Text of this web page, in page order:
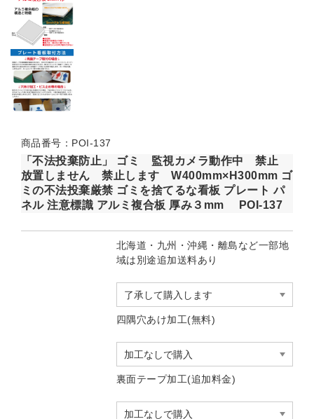
商品番号：POI-137
「不法投棄防止」 ゴミ 監視カメラ動作中 禁止
放置しません 禁止します W400mm×H300mm ゴ
ミの不法投棄厳禁 ゴミを捨てるな看板 プレート パ
ネル 注意標識 アルミ複合板 厚み３mm POI-137
北海道・九州・沖縄・離島など一部地
域は別途追加送料あり
四隅穴あけ加工(無料)
裏面テープ加工(追加料金)